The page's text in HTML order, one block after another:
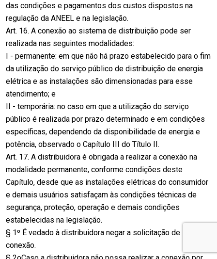
das condições e pagamentos dos custos dispostos na
regulação da ANEEL e na legislação.
Art. 16. A conexão ao sistema de distribuição pode ser
realizada nas seguintes modalidades:
I - permanente: em que não há prazo estabelecido para o fim
da utilização do serviço público de distribuição de energia
elétrica e as instalações são dimensionadas para esse
atendimento; e
II - temporária: no caso em que a utilização do serviço
público é realizada por prazo determinado e em condições
específicas, dependendo da disponibilidade de energia e
potência, observado o Capítulo III do Título II.
Art. 17. A distribuidora é obrigada a realizar a conexão na
modalidade permanente, conforme condições deste
Capítulo, desde que as instalações elétricas do consumidor
e demais usuários satisfaçam às condições técnicas de
segurança, proteção, operação e demais condições
estabelecidas na legislação.
§ 1º É vedado à distribuidora negar a solicitação de
conexão.